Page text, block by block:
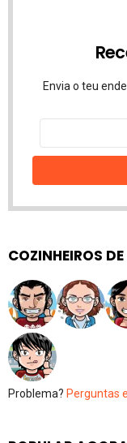
Envia o teu
Endereço
email
COZINHEIROS
Problema? Perguntas